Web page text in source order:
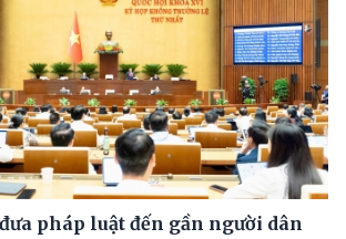
pháp luật đến gần người dân